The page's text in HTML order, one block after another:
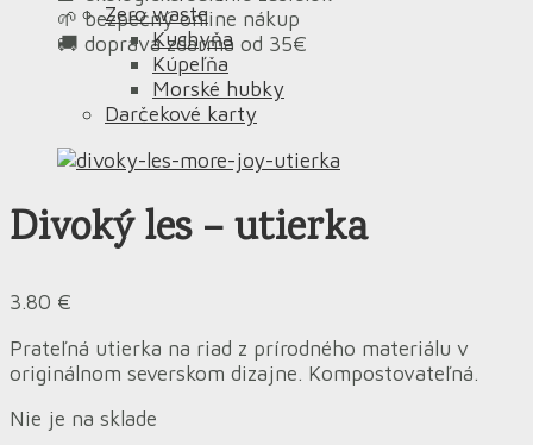
🌱 bezpečný online nákup
🚚 doprava zdarma od 35€
Zero waste
Kuchyňa
Kúpeľňa
Morské hubky
Darčekové karty
Divoký les – utierka
3.80 €
Prateľná utierka na riad z prírodného materiálu v
originálnom severskom dizajne. Kompostovateľná.
Nie je na sklade